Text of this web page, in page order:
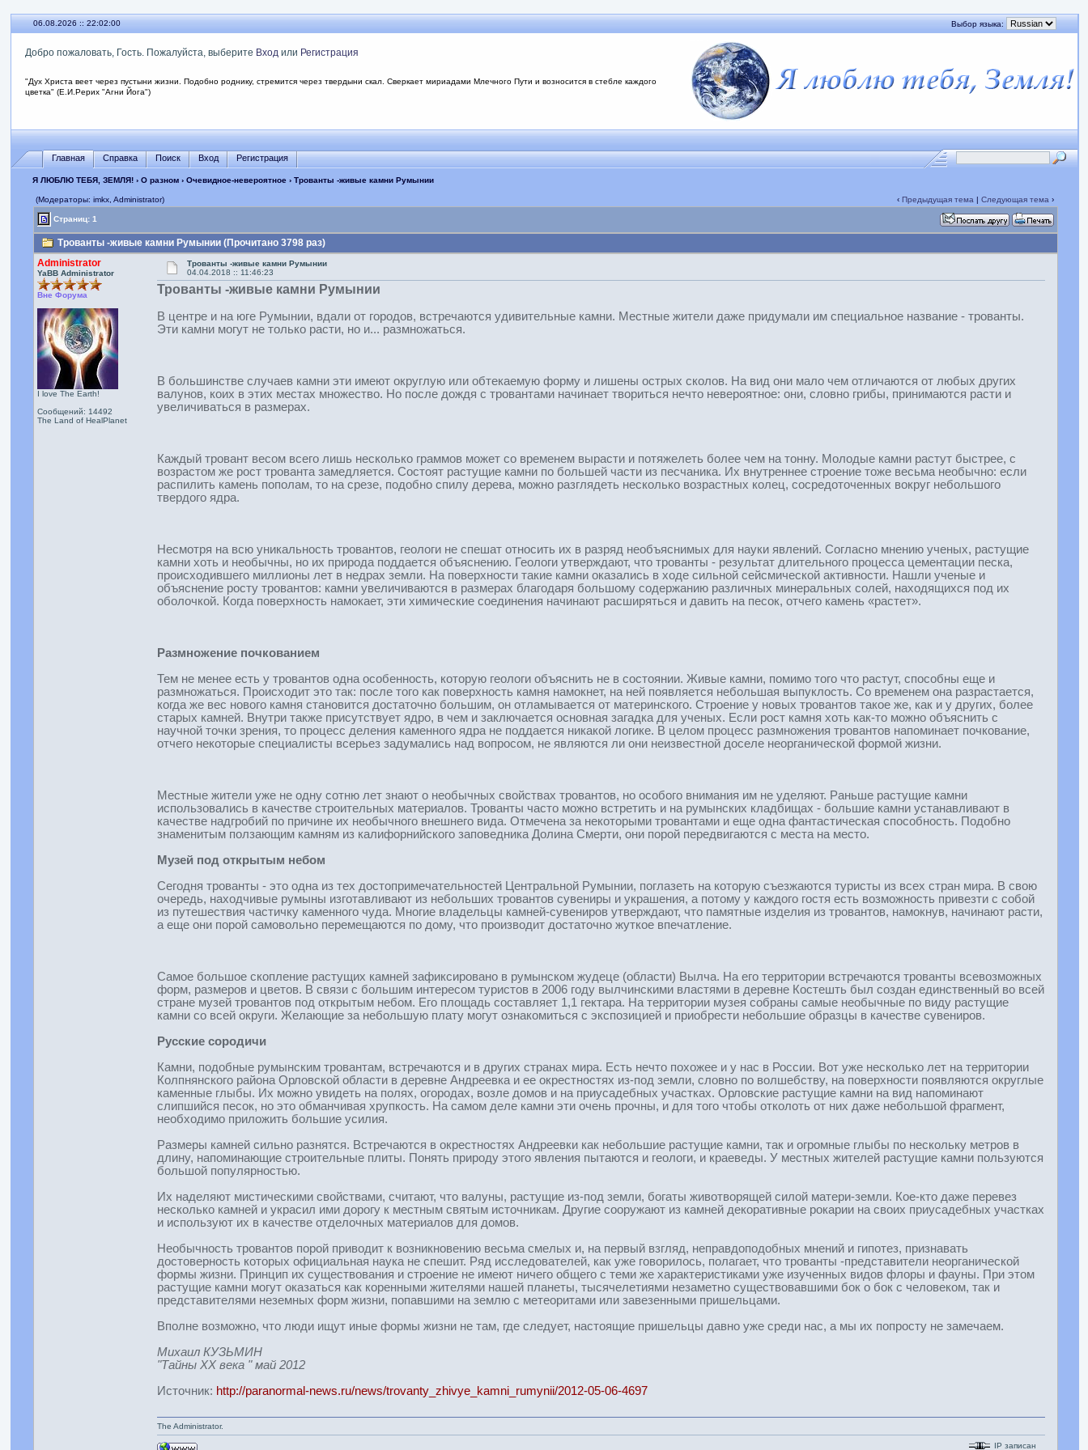
06.08.2026 :: 22:02:00 Выбор языка:
Добро пожаловать, Гость. Пожалуйста, выберите Вход или Регистрация
"Дух Христа веет через пустыни жизни. Подобно роднику, стремится через твердыни скал. Сверкает мириадами Млечного Пути и возносится в стебле каждого
цветка" (Е.И.Рерих "Агни Йога")
Главная Справка Поиск Вход Регистрация
Я ЛЮБЛЮ ТЕБЯ, ЗЕМЛЯ! ›О разном ›Очевидное-невероятное › Трованты -живые камни Румынии
(Модераторы: imkx, Administrator) ‹ Предыдущая тема | Следующая тема ›
Страниц: 1
Трованты -живые камни Румынии (Прочитано 3798 раз)
Administrator
YaBB Administrator
Вне Форума
I love The Earth!
Сообщений: 14492
The Land of HealPlanet
Трованты -живые камни Румынии
04.04.2018 :: 11:46:23
Трованты -живые камни Румынии
В центре и на юге Румынии, вдали от городов, встречаются удивительные камни. Местные жители даже придумали им специальное название - трованты.
Эти камни могут не только расти, но и... размножаться.
В большинстве случаев камни эти имеют округлую или обтекаемую форму и лишены острых сколов. На вид они мало чем отличаются от любых других
валунов, коих в этих местах множество. Но после дождя с тровантами начинает твориться нечто невероятное: они, словно грибы, принимаются расти и
увеличиваться в размерах.
Каждый тровант весом всего лишь несколько граммов может со временем вырасти и потяжелеть более чем на тонну. Молодые камни растут быстрее, с
возрастом же рост трованта замедляется. Состоят растущие камни по большей части из песчаника. Их внутреннее строение тоже весьма необычно: если
распилить камень пополам, то на срезе, подобно спилу дерева, можно разглядеть несколько возрастных колец, сосредоточенных вокруг небольшого
твердого ядра.
Несмотря на всю уникальность тровантов, геологи не спешат относить их в разряд необъяснимых для науки явлений. Согласно мнению ученых, растущие
камни хоть и необычны, но их природа поддается объяснению. Геологи утверждают, что трованты - результат длительного процесса цементации песка,
происходившего миллионы лет в недрах земли. На поверхности такие камни оказались в ходе сильной сейсмической активности. Нашли ученые и
объяснение росту тровантов: камни увеличиваются в размерах благодаря большому содержанию различных минеральных солей, находящихся под их
оболочкой. Когда поверхность намокает, эти химические соединения начинают расширяться и давить на песок, отчего камень «растет».
Размножение почкованием
Тем не менее есть у тровантов одна особенность, которую геологи объяснить не в состоянии. Живые камни, помимо того что растут, способны еще и
размножаться. Происходит это так: после того как поверхность камня намокнет, на ней появляется небольшая выпуклость. Со временем она разрастается,
когда же вес нового камня становится достаточно большим, он отламывается от материнского. Строение у новых тровантов такое же, как и у других, более
старых камней. Внутри также присутствует ядро, в чем и заключается основная загадка для ученых. Если рост камня хоть как-то можно объяснить с
научной точки зрения, то процесс деления каменного ядра не поддается никакой логике. В целом процесс размножения тровантов напоминает почкование,
отчего некоторые специалисты всерьез задумались над вопросом, не являются ли они неизвестной доселе неорганической формой жизни.
Местные жители уже не одну сотню лет знают о необычных свойствах тровантов, но особого внимания им не уделяют. Раньше растущие камни
использовались в качестве строительных материалов. Трованты часто можно встретить и на румынских кладбищах - большие камни устанавливают в
качестве надгробий по причине их необычного внешнего вида. Отмечена за некоторыми тровантами и еще одна фантастическая способность. Подобно
знаменитым ползающим камням из калифорнийского заповедника Долина Смерти, они порой передвигаются с места на место.
Музей под открытым небом
Сегодня трованты - это одна из тех достопримечательностей Центральной Румынии, поглазеть на которую съезжаются туристы из всех стран мира. В свою
очередь, находчивые румыны изготавливают из небольших тровантов сувениры и украшения, а потому у каждого гостя есть возможность привезти с собой
из путешествия частичку каменного чуда. Многие владельцы камней-сувениров утверждают, что памятные изделия из тровантов, намокнув, начинают расти,
а еще они порой самовольно перемещаются по дому, что производит достаточно жуткое впечатление.
Самое большое скопление растущих камней зафиксировано в румынском жудеце (области) Вылча. На его территории встречаются трованты всевозможных
форм, размеров и цветов. В связи с большим интересом туристов в 2006 году вылчинскими властями в деревне Костешть был создан единственный во всей
стране музей тровантов под открытым небом. Его площадь составляет 1,1 гектара. На территории музея собраны самые необычные по виду растущие
камни со всей округи. Желающие за небольшую плату могут ознакомиться с экспозицией и приобрести небольшие образцы в качестве сувениров.
Русские сородичи
Камни, подобные румынским тровантам, встречаются и в других странах мира. Есть нечто похожее и у нас в России. Вот уже несколько лет на территории
Колпнянского района Орловской области в деревне Андреевка и ее окрестностях из-под земли, словно по волшебству, на поверхности появляются округлые
каменные глыбы. Их можно увидеть на полях, огородах, возле домов и на приусадебных участках. Орловские растущие камни на вид напоминают
слипшийся песок, но это обманчивая хрупкость. На самом деле камни эти очень прочны, и для того чтобы отколоть от них даже небольшой фрагмент,
необходимо приложить большие усилия.
Размеры камней сильно разнятся. Встречаются в окрестностях Андреевки как небольшие растущие камни, так и огромные глыбы по нескольку метров в
длину, напоминающие строительные плиты. Понять природу этого явления пытаются и геологи, и краеведы. У местных жителей растущие камни пользуются
большой популярностью.
Их наделяют мистическими свойствами, считают, что валуны, растущие из-под земли, богаты животворящей силой матери-земли. Кое-кто даже перевез
несколько камней и украсил ими дорогу к местным святым источникам. Другие сооружают из камней декоративные рокарии на своих приусадебных участках
и используют их в качестве отделочных материалов для домов.
Необычность тровантов порой приводит к возникновению весьма смелых и, на первый взгляд, неправдоподобных мнений и гипотез, признавать
достоверность которых официальная наука не спешит. Ряд исследователей, как уже говорилось, полагает, что трованты -представители неорганической
формы жизни. Принцип их существования и строение не имеют ничего общего с теми же характеристиками уже изученных видов флоры и фауны. При этом
растущие камни могут оказаться как коренными жителями нашей планеты, тысячелетиями незаметно существовавшими бок о бок с человеком, так и
представителями неземных форм жизни, попавшими на землю с метеоритами или завезенными пришельцами.
Вполне возможно, что люди ищут иные формы жизни не там, где следует, настоящие пришельцы давно уже среди нас, а мы их попросту не замечаем.
Михаил КУЗЬМИН
"Тайны ХХ века " май 2012
Источник: http://paranormal-news.ru/news/trovanty_zhivye_kamni_rumynii/2012-05-06-4697
The Administrator.
IP записан